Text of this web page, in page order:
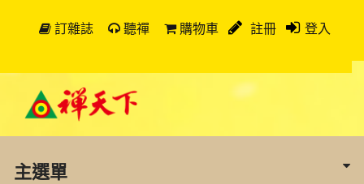
訂雜誌 聽禪 購物車 註冊 登入
主選單